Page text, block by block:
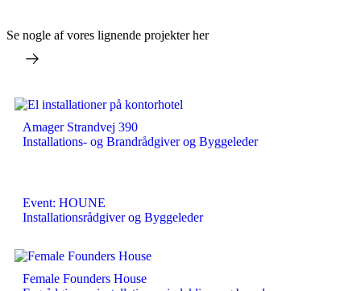
Se nogle af vores lignende projekter her
Amager Strandvej 390
Installations- og Brandrådgiver og Byggeleder
Event: HOUNE
Installationsrådgiver og Byggeleder
Female Founders House